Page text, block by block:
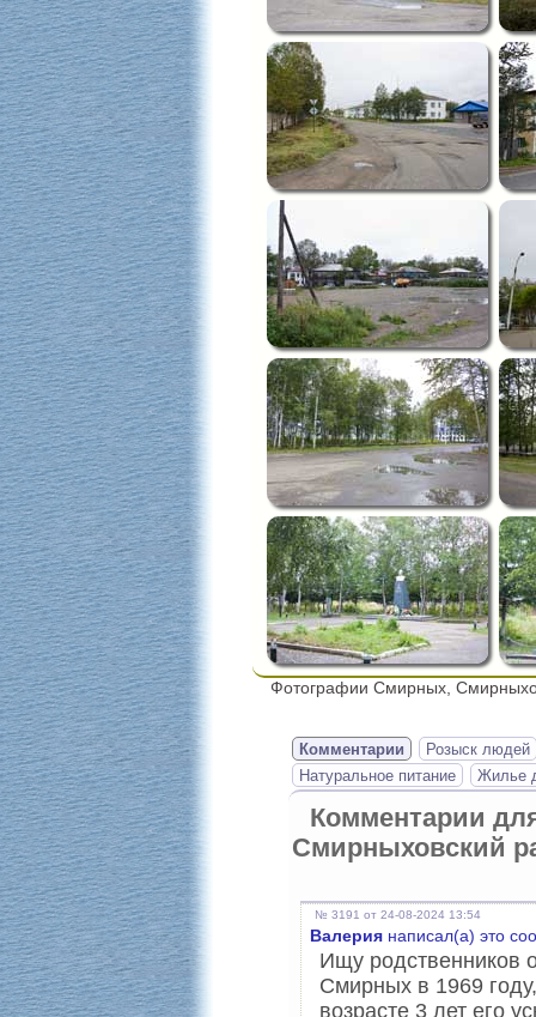
Фотографии Смирных,
Комментарии
Розыск людей
Натуральное питание
Жилье
Комментарии
Смирныховский
№ 3191 от 24-08-2024 13:54
Валерия написал(а) это
Ищу родственников
Смирных в 1969
возрасте 3 лет его